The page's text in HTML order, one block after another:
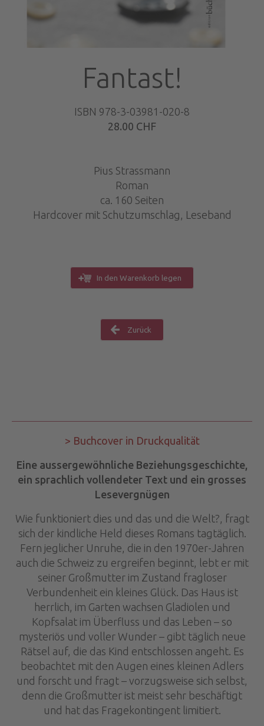
Fantast!
ISBN 978-3-03981-020-8
28.00 CHF
Pius Strassmann
Roman
ca. 160 Seiten
Hardcover mit Schutzumschlag, Leseband
In den Warenkorb legen
Zurück
> Buchcover in Druckqualität
Eine aussergewöhnliche Beziehungsgeschichte,
ein sprachlich vollendeter Text und ein grosses
Lesevergnügen
Wie funktioniert dies und das und die Welt?, fragt
sich der kindliche Held dieses Romans tagtäglich.
Fern jeglicher Unruhe, die in den 1970er-Jahren
auch die Schweiz zu ergreifen beginnt, lebt er mit
seiner Großmutter im Zustand fragloser
Verbundenheit ein kleines Glück. Das Haus ist
herrlich, im Garten wachsen Gladiolen und
Kopfsalat im Überfluss und das Leben – so
mysteriös und voller Wunder – gibt täglich neue
Rätsel auf, die das Kind entschlossen angeht. Es
beobachtet mit den Augen eines kleinen Adlers
und forscht und fragt – vorzugsweise sich selbst,
denn die Großmutter ist meist sehr beschäftigt
und hat das Fragekontingent limitiert.